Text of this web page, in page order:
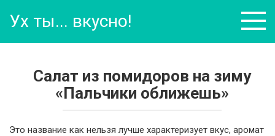
Ух ты... вкусно!
Салат из помидоров на зиму
«Пальчики оближешь»
Это название как нельзя лучше характеризует вкус, аромат